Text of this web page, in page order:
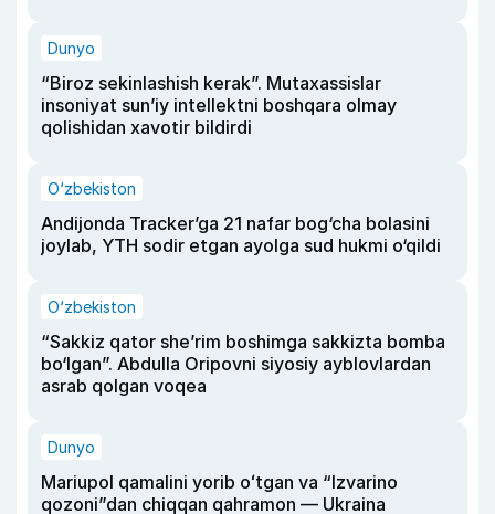
Dunyo
“Biroz sekinlashish kerak”. Mutaxassislar
insoniyat sun’iy intellektni boshqara olmay
qolishidan xavotir bildirdi
O‘zbekiston
Andijonda Tracker’ga 21 nafar bog‘cha bolasini
joylab, YTH sodir etgan ayolga sud hukmi o‘qildi
O‘zbekiston
“Sakkiz qator she’rim boshimga sakkizta bomba
bo‘lgan”. Abdulla Oripovni siyosiy ayblovlardan
asrab qolgan voqea
Dunyo
Mariupol qamalini yorib oʻtgan va “Izvarino
qozoni”dan chiqqan qahramon — Ukraina